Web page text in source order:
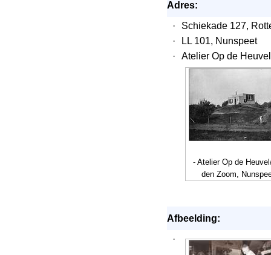
Adres:
·
Schiekade 127,
·
LL 101, Nunspeet
·
Atelier Op de
- Atelier Op de
den Zoom,
Afbeelding:
·